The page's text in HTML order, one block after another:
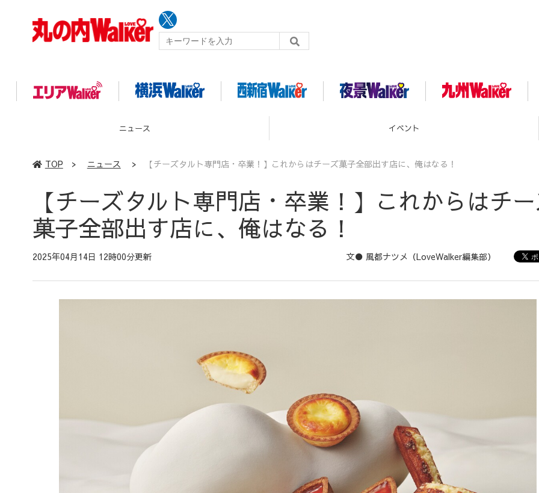
イベント グルメ
TOP > ニュース > 【チーズタルト専門店・卒業！】これからはチーズ菓子全部出す店に、俺はなる！
【チーズタルト専門店・卒業！】これからはチ
菓子全部出す店に、俺はなる！
2025年04月14日 12時00分更新 文● 風都ナツメ（LoveWalker編集部）